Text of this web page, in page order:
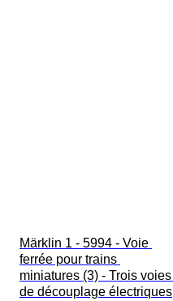
Märklin 1 - 5994 - Voie
ferrée pour trains
miniatures (3) - Trois voies
de découplage électriques